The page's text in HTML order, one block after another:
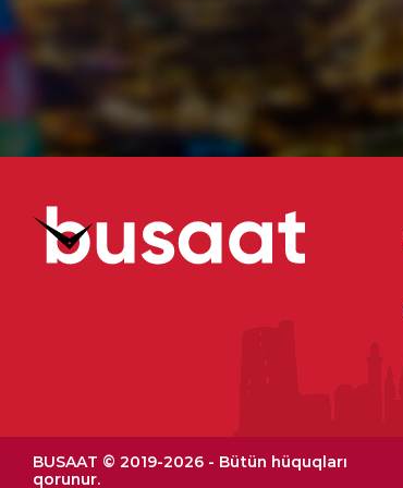
BUSAAT © 2019-2026 - Bütün hüquqları
qorunur.